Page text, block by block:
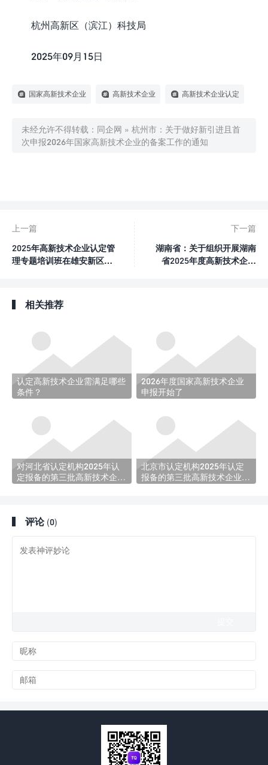
杭州高新区（滨江）科技局
2025年09月15日
国家高新技术企业 高新技术企业 高新技术企业认定
未经允许不得转载： 同企网 » 杭州市：关于做好新引进且首
次申报2026年国家高新技术企业的备案工作的通知
上一篇
2025年高新技术企业认定管
理专题培训班在雄安新区举
下一篇
湖南省：关于组织开展湖南
省2025年度高新技术企业
相关推荐
认定高新技术企业需满足哪些
条件？
2026年度国家高新技术企业
申报开始了
对河北省认定机构2025年认
定报备的第三批高新技术企业
北京市认定机构2025年认定
报备的第三批高新技术企业进
评论 (0)